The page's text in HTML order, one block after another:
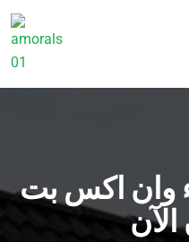
وان اكس بت
الآن